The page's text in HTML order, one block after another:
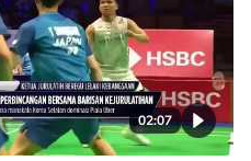
02:07